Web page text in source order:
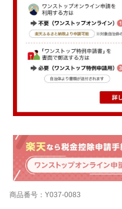
商品番号：Y037-0083